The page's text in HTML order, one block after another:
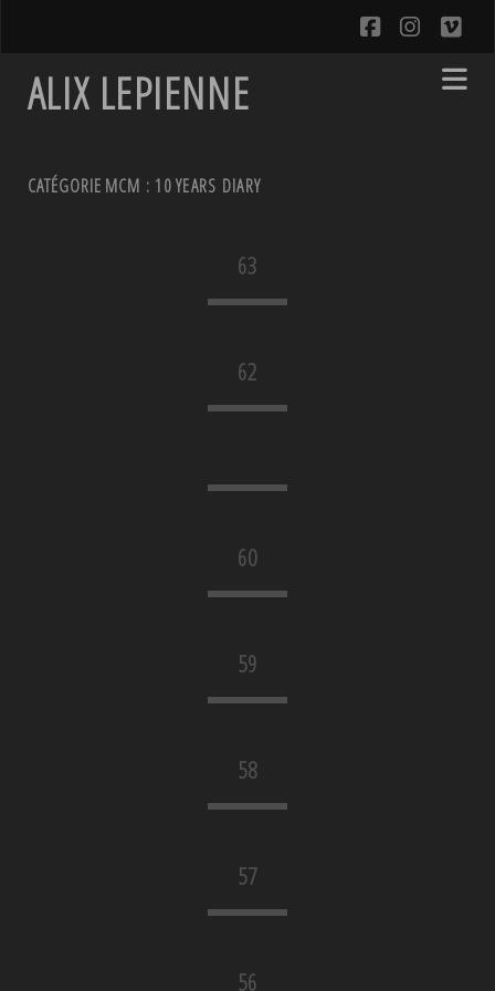
facebookinstagram
ALIX LEPIENNE
CATÉGORIE MCM : 10 YEARS DIARY
63
62
60
59
58
57
56